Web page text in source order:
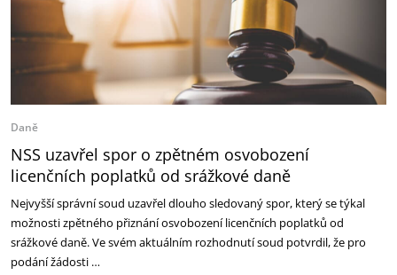
Daně
NSS uzavřel spor o zpětném osvobození
licenčních poplatků od srážkové daně
Nejvyšší správní soud uzavřel dlouho sledovaný spor, který se týkal
možnosti zpětného přiznání osvobození licenčních poplatků od
srážkové daně. Ve svém aktuálním rozhodnutí soud potvrdil, že pro
podání žádosti …